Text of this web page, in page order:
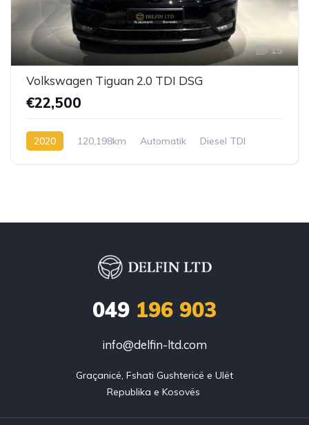
15
Volkswagen Tiguan 2.0 TDI DSG
€22,500
2020 120,198km Automatik Diesel TDI
049 196 903
info@delfin-ltd.com
Graçanicë, Fshati Gushtericë e Ulët